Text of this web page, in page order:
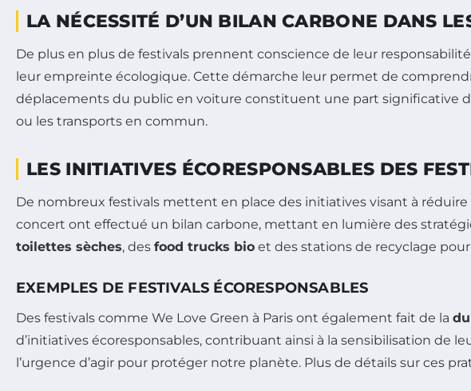
LA NÉCESSITÉ D’UN BILAN CARBONE DANS
De plus en plus de festivals prennent conscience de leur
leur empreinte écologique. Cette démarche leur permet de
déplacements du public en voiture constituent une part significative
ou les transports en commun.
LES INITIATIVES ÉCORESPONSABLES DES
De nombreux festivals mettent en place des initiatives visant à
concert ont effectué un bilan carbone, mettant en lumière des
toilettes sèches, des food trucks bio et des stations de recyclage
EXEMPLES DE FESTIVALS ÉCORESPONSABLES
Des festivals comme We Love Green à Paris ont également fait de la
d’initiatives écoresponsables, contribuant ainsi à la sensibilisation de
l’urgence d’agir pour protéger notre planète. Plus de détails sur ces